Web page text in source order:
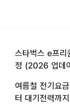
스타벅스 e프
정 (2026 업데
여름철 전기요
터 대기전력까